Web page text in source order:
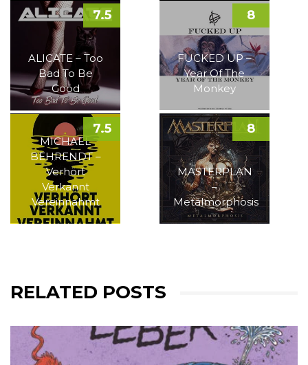
ALICATE – Too
Bad To Be
Good
7.5
FUCKED UP –
Year Of The
Monkey
8
MICHAEL
BEHRENDT –
Verhört
Verkannt
Vereinnahmt
7.5
MASTERPLAN
–
Metalmorphosis
8
RELATED POSTS